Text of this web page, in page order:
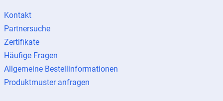
Kontakt
Partnersuche
Zertifikate
Häufige Fragen
Allgemeine Bestellinformationen
Produktmuster anfragen